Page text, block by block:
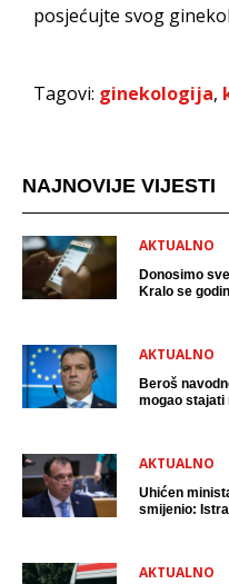
posjećujte svog
Tagovi: ginekologija,
NAJNOVIJE VIJESTI
AKTUALNO
Donosimo
Kralo se
AKTUALNO
Beroš
mogao stajati
AKTUALNO
Uhićen
smijenio:
AKTUALNO